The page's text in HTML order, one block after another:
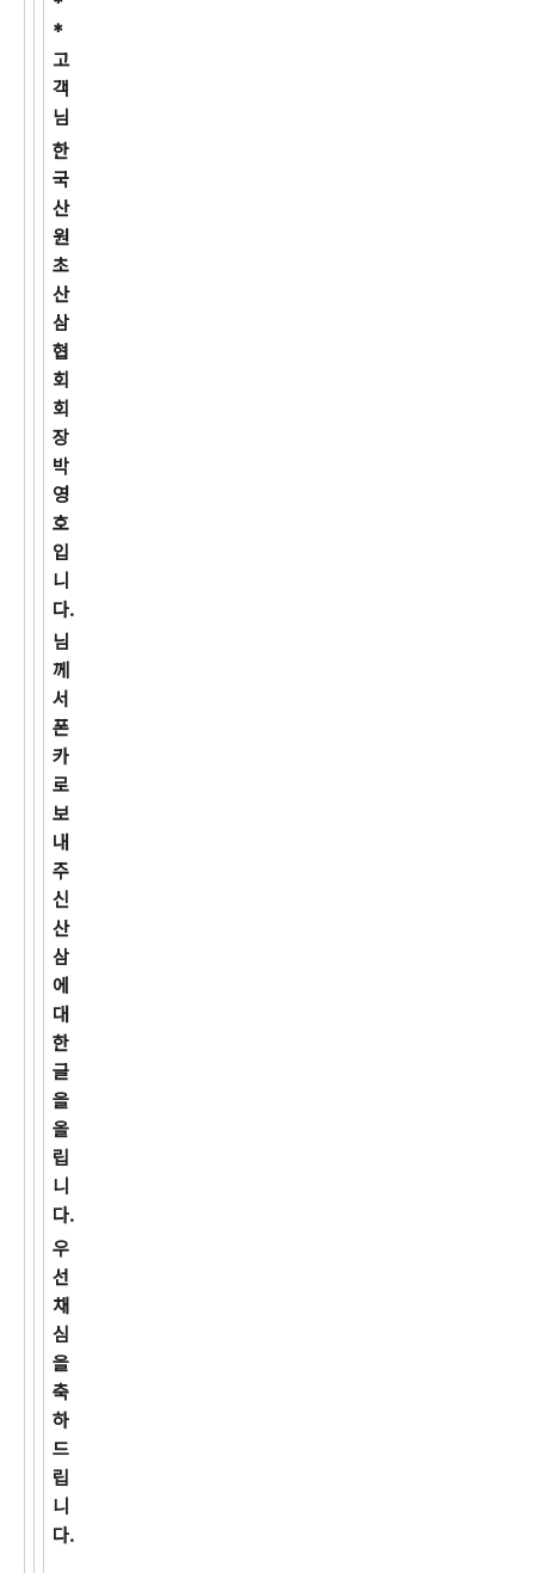
*
고
객
님
한
국
산
원
초
산
삼
협
회
회
장
박
영
호
입
니
다.
님
께
서
폰
카
로
보
내
주
신
산
삼
에
대
한
글
을
올
립
니
다.
우
선
채
심
을
축
하
드
립
니
다.